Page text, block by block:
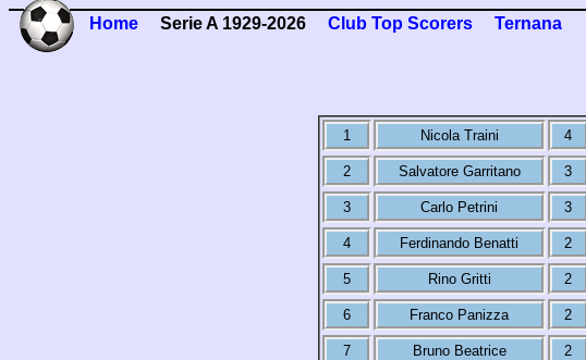
Home Serie A 1929-2026 Club Top Scorers Ternana
1 Nicola Traini 4
2 Salvatore Garritano 3
3 Carlo Petrini 3
4 Ferdinando Benatti 2
5 Rino Gritti 2
6 Franco Panizza 2
7 Bruno Beatrice 2